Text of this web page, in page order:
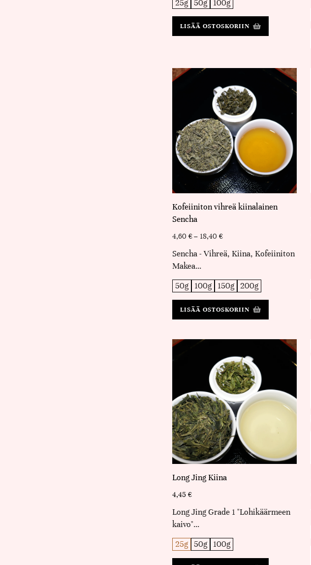
25g 50g 100g
LISÄÄ OSTOSKORIIN
50g 100g 150g 200g
Kofeiiniton vihreä kiinalainen
Sencha
4,60 € – 18,40 €
Sencha - Vihreä, Kiina, Kofeiiniton
Makea…
LISÄÄ OSTOSKORIIN
25g 50g 100g
Long Jing Kiina
4,45 €
Long Jing Grade 1 "Lohikäärmeen
kaivo"…